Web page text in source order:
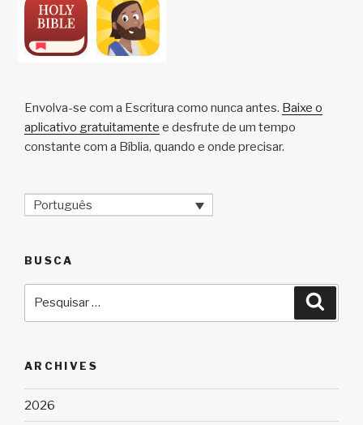
Envolva-se com a Escritura como nunca antes. Baixe o
aplicativo gratuitamente e desfrute de um tempo
constante com a Bíblia, quando e onde precisar.
Português
BUSCA
ARCHIVES
2026